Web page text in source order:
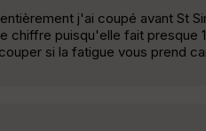
j'ai coupé avant St
puisqu'elle fait presque
si la fatigue vous prend